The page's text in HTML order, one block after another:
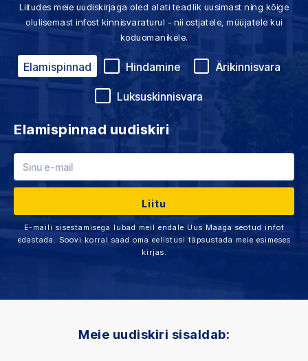
Liitudes meie uudiskirjaga oled alati teadlik uusimast ning kõige
olulisemast infost kinnisvaraturul - nii ostjatele, müüjatele kui
koduomanikele.
Elamispinnad Hindamine Ärikinnisvara
Luksuskinnisvara
Elamispinnad uudiskiri
E-maili sisestamisega lubad meil endale Uus Maaga seotud infot
edastada. Soovi korral saad oma eelistusi täpsustada meie esimeses
kirjas.
Meie uudiskiri sisaldab: